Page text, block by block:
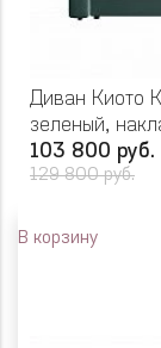
Диван Киото
зеленый,
103 800 руб.
129 800 руб.
В корзину